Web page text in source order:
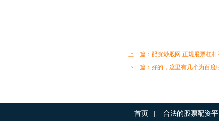
上一篇： 配资炒股网 正规股票杠杆
下一篇： 好的，这里有几个为百度
首页 | 合法的股票配资